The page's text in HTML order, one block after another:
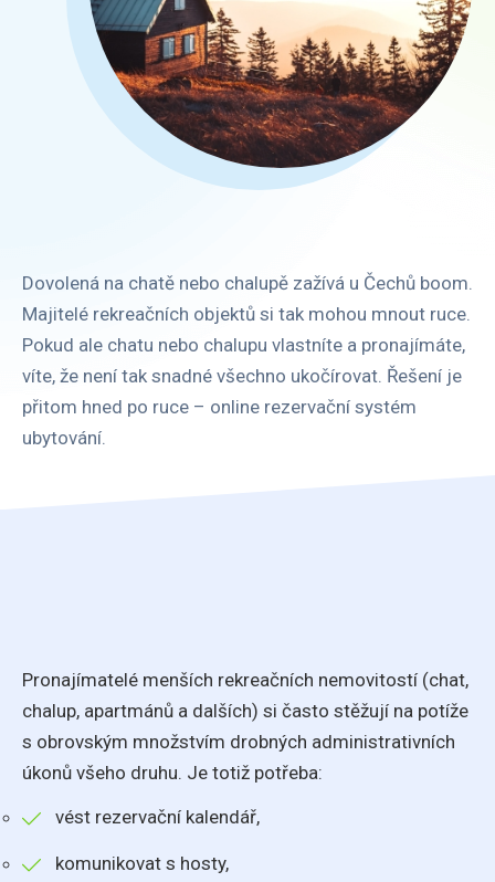
Dovolená na chatě nebo chalupě zažívá u Čechů boom.
Majitelé rekreačních objektů si tak mohou mnout ruce.
Pokud ale chatu nebo chalupu vlastníte a pronajímáte,
víte, že není tak snadné všechno ukočírovat. Řešení je
přitom hned po ruce – online rezervační systém
ubytování.
Pronajímatelé menších rekreačních nemovitostí (chat,
chalup, apartmánů a dalších) si často stěžují na potíže
s obrovským množstvím drobných administrativních
úkonů všeho druhu. Je totiž potřeba:
vést rezervační kalendář,
komunikovat s hosty,